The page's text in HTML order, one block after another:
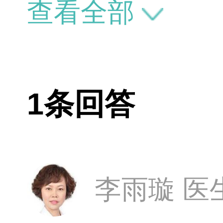
查看全部
1条回答
李雨璇 医